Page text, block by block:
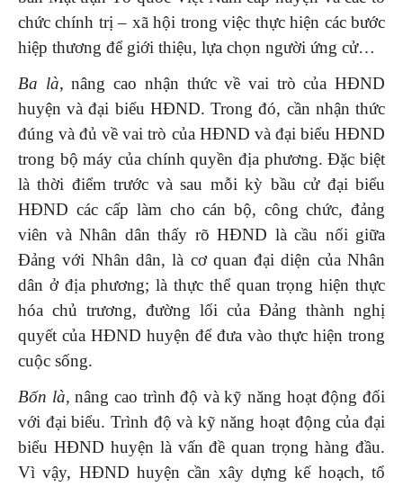
chức chính trị – xã hội trong việc thực hiện các bước
hiệp thương để giới thiệu, lựa chọn người ứng cử…
Ba là, nâng cao nhận thức về vai trò của HĐND
huyện và đại biểu HĐND. Trong đó, cần nhận thức
đúng và đủ về vai trò của HĐND và đại biểu HĐND
trong bộ máy của chính quyền địa phương. Đặc biệt
là thời điểm trước và sau mỗi kỳ bầu cử đại biểu
HĐND các cấp làm cho cán bộ, công chức, đảng
viên và Nhân dân thấy rõ HĐND là cầu nối giữa
Đảng với Nhân dân, là cơ quan đại diện của Nhân
dân ở địa phương; là thực thể quan trọng hiện thực
hóa chủ trương, đường lối của Đảng thành nghị
quyết của HĐND huyện để đưa vào thực hiện trong
cuộc sống.
Bốn là, nâng cao trình độ và kỹ năng hoạt động đối
với đại biểu. Trình độ và kỹ năng hoạt động của đại
biểu HĐND huyện là vấn đề quan trọng hàng đầu.
Vì vậy, HĐND huyện cần xây dựng kế hoạch, tổ